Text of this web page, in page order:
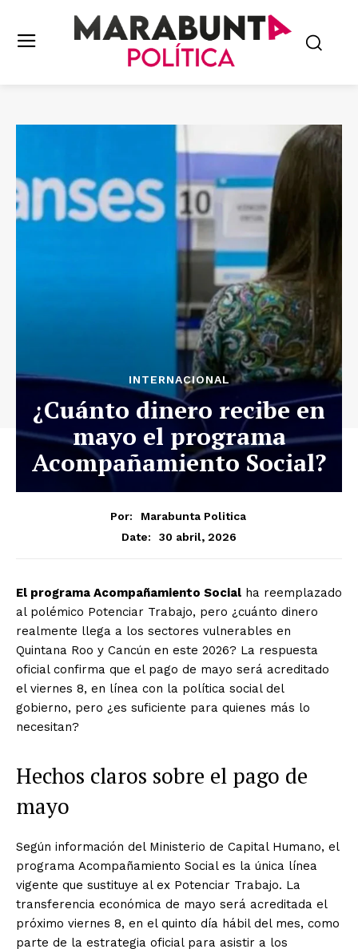
INTERNACIONAL
¿Cuánto dinero recibe en
mayo el programa
Acompañamiento Social?
Por:
Marabunta Politica
Date:
30 abril, 2026
El programa Acompañamiento Social ha reemplazado
al polémico Potenciar Trabajo, pero ¿cuánto dinero
realmente llega a los sectores vulnerables en
Quintana Roo y Cancún en este 2026? La respuesta
oficial confirma que el pago de mayo será acreditado
el viernes 8, en línea con la política social del
gobierno, pero ¿es suficiente para quienes más lo
necesitan?
Hechos claros sobre el pago de
mayo
Según información del Ministerio de Capital Humano, el
programa Acompañamiento Social es la única línea
vigente que sustituye al ex Potenciar Trabajo. La
transferencia económica de mayo será acreditada el
próximo viernes 8, en el quinto día hábil del mes, como
parte de la estrategia oficial para asistir a los